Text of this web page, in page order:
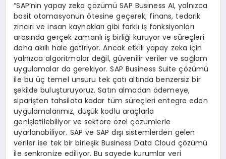
“SAP’nin yapay zeka çözümü SAP Business AI, yalnızca
basit otomasyonun ötesine geçerek; finans, tedarik
zinciri ve insan kaynakları gibi farklı iş fonksiyonları
arasında gerçek zamanlı iş birliği kuruyor ve süreçleri
daha akıllı hale getiriyor. Ancak etkili yapay zeka için
yalnızca algoritmalar değil, güvenilir veriler ve sağlam
uygulamalar da gerekiyor. SAP Business Suite çözümü
ile bu üç temel unsuru tek çatı altında benzersiz bir
şekilde buluşturuyoruz. Satın almadan ödemeye,
siparişten tahsilata kadar tüm süreçleri entegre eden
uygulamalarımız, düşük kodlu araçlarla
genişletilebiliyor ve sektöre özel çözümlerle
uyarlanabiliyor. SAP ve SAP dışı sistemlerden gelen
veriler ise tek bir birleşik Business Data Cloud çözümü
ile senkronize ediliyor. Bu sayede kurumlar veri